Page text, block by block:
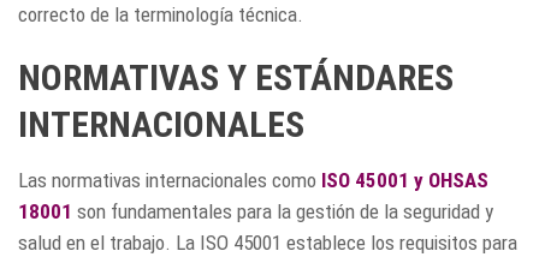
correcto de la terminología técnica.
NORMATIVAS Y ESTÁNDARES
INTERNACIONALES
Las normativas internacionales como ISO 45001 y OHSAS
18001 son fundamentales para la gestión de la seguridad y
salud en el trabajo. La ISO 45001 establece los requisitos para